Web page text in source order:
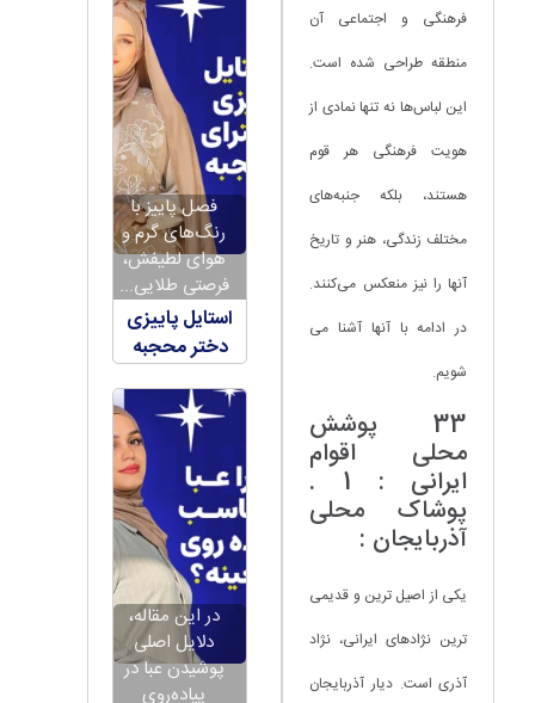
فرهنگی و اجتماعی آن
منطقه طراحی شده است.
این لباس‌ها نه تنها نمادی از
هویت فرهنگی هر قوم
هستند، بلکه جنبه‌های
مختلف زندگی، هنر و تاریخ
آنها را نیز منعکس می‌کنند.
در ادامه با آنها آشنا می
شویم.
33 پوشش
محلی اقوام
ایرانی : 1 .
پوشاک محلی
آذربایجان :
یکی از اصیل ترین و قدیمی
ترین نژادهای ایرانی، نژاد
آذری است. دیار آذربایجان
فصل پاییز با
رنگ‌های گرم و
هوای لطیفش،
فرصتی طلایی...
استایل پاییزی
دختر محجبه
در این مقاله،
دلایل اصلی
پوشیدن عبا در
پیاده‌روی